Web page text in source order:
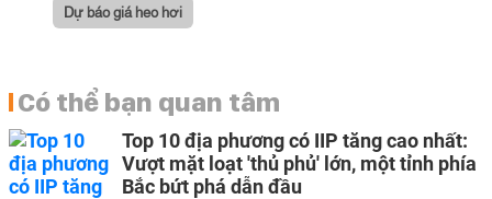
Dự báo giá heo hơi
Có thể bạn quan tâm
Top 10 địa phương có IIP tăng cao nhất:
Vượt mặt loạt 'thủ phủ' lớn, một tỉnh phía
Bắc bứt phá dẫn đầu